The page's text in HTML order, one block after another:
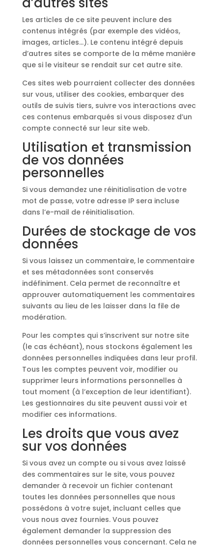
Les articles de ce site peuvent inclure des
contenus intégrés (par exemple des vidéos,
images, articles…). Le contenu intégré depuis
d’autres sites se comporte de la même manière
que si le visiteur se rendait sur cet autre site.
Ces sites web pourraient collecter des données
sur vous, utiliser des cookies, embarquer des
outils de suivis tiers, suivre vos interactions avec
ces contenus embarqués si vous disposez d’un
compte connecté sur leur site web.
Utilisation et transmission
de vos données
personnelles
Si vous demandez une réinitialisation de votre
mot de passe, votre adresse IP sera incluse
dans l’e-mail de réinitialisation.
Durées de stockage de vos
données
Si vous laissez un commentaire, le commentaire
et ses métadonnées sont conservés
indéfiniment. Cela permet de reconnaître et
approuver automatiquement les commentaires
suivants au lieu de les laisser dans la file de
modération.
Pour les comptes qui s’inscrivent sur notre site
(le cas échéant), nous stockons également les
données personnelles indiquées dans leur profil.
Tous les comptes peuvent voir, modifier ou
supprimer leurs informations personnelles à
tout moment (à l’exception de leur identifiant).
Les gestionnaires du site peuvent aussi voir et
modifier ces informations.
Les droits que vous avez
sur vos données
Si vous avez un compte ou si vous avez laissé
des commentaires sur le site, vous pouvez
demander à recevoir un fichier contenant
toutes les données personnelles que nous
possédons à votre sujet, incluant celles que
vous nous avez fournies. Vous pouvez
également demander la suppression des
données personnelles vous concernant. Cela ne